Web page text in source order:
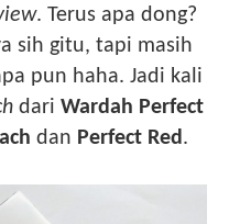
. Terus apa dong?
sih gitu, tapi masih
pun haha. Jadi kali
dari Wardah Perfect
dan Perfect Red.